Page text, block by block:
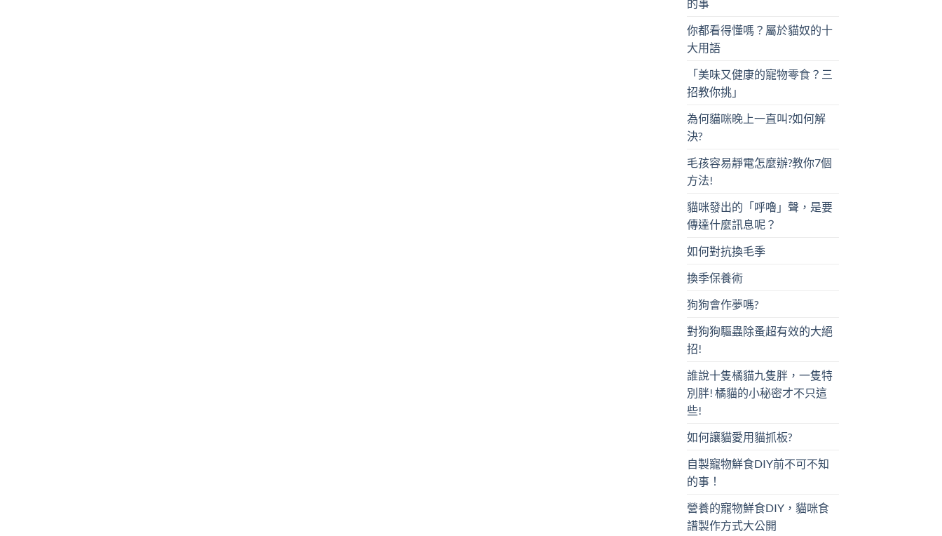
的事
你都看得懂嗎？屬於貓奴的十
大用語
「美味又健康的寵物零食？三
招教你挑」
為何貓咪晚上一直叫?如何解
決?
毛孩容易靜電怎麼辦?教你7個
方法!
貓咪發出的「呼嚕」聲，是要
傳達什麼訊息呢？
如何對抗換毛季
換季保養術
狗狗會作夢嗎?
對狗狗驅蟲除蚤超有效的大絕
招!
誰說十隻橘貓九隻胖，一隻特
別胖! 橘貓的小秘密才不只這
些!
如何讓貓愛用貓抓板?
自製寵物鮮食DIY前不可不知
的事！
營養的寵物鮮食DIY，貓咪食
譜製作方式大公開